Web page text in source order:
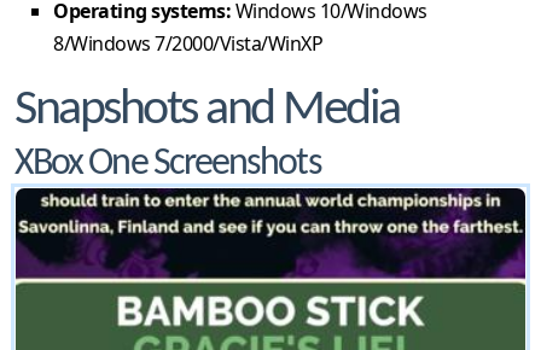
Operating systems:Windows 10/Windows
8/Windows 7/2000/Vista/WinXP
Snapshots and Media
XBox One Screenshots